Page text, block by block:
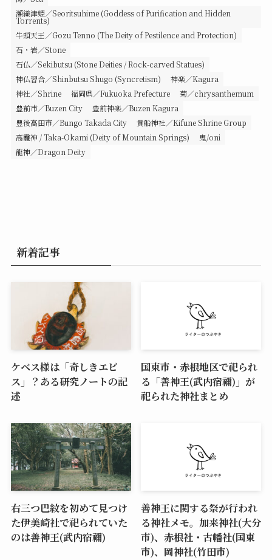
瀬織津姫／Seoritsuhime (Goddess of Purification and Hidden
Torrents)
牛頭天王／Gozu Tenno (The Deity of Pestilence and Protection)
石・岩／Stone
石仏／Sekibutsu (Stone Deities / Rock-carved Statues)
神仏習合／Shinbutsu Shugo (Syncretism)
神楽／Kagura
神社／Shrine
福岡県／Fukuoka Prefecture
菊／chrysanthemum
豊前市／Buzen City
豊前神楽／Buzen Kagura
豊後高田市／Bungo Takada City
貴船神社／Kifune Shrine Group
高龗神 / Taka-Okami (Deity of Mountain Springs)
鬼/oni
龍神／Dragon Deity
新着記事
ケベス様は「奇しきエビ
ス」？ある研究ノートの記
述
国東市・赤根地区で祀られ
る「善神王(武内宿禰)」が
祀られた神社まとめ
右三つ巴紋を初めて見つけ
た伊美崎社で祀られていた
のは善神王(武内宿禰)
善神王に関する祭が行われ
る神社メモ。加来神社(大分
市)、赤根社・古幡社(国東
市)、岡神社(竹田市)